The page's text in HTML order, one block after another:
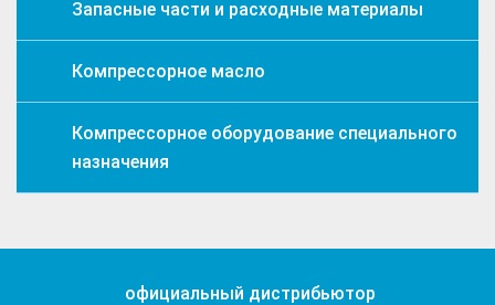
Запасные части и расходные материалы
Компрессорное масло
Компрессорное оборудование специального
назначения
официальный дистрибьютор